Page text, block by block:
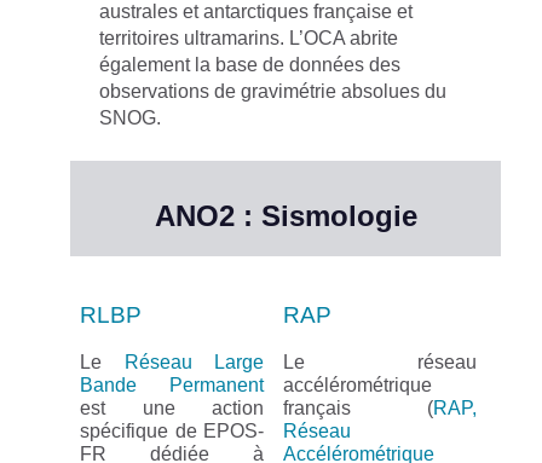
australes et antarctiques française et
territoires ultramarins. L’OCA abrite
également la base de données des
observations de gravimétrie absolues du
SNOG.
ANO2 : Sismologie
RLBP
Le
Réseau Large
Bande Permanent
est une action
spécifique de EPOS-
FR dédiée à
RAP
Le réseau
accélérométrique
français (RAP,
Réseau
Accélérométrique